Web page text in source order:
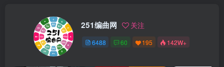
251编曲网 关注
6488 60 195 142W+